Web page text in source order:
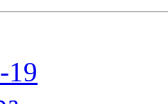
19